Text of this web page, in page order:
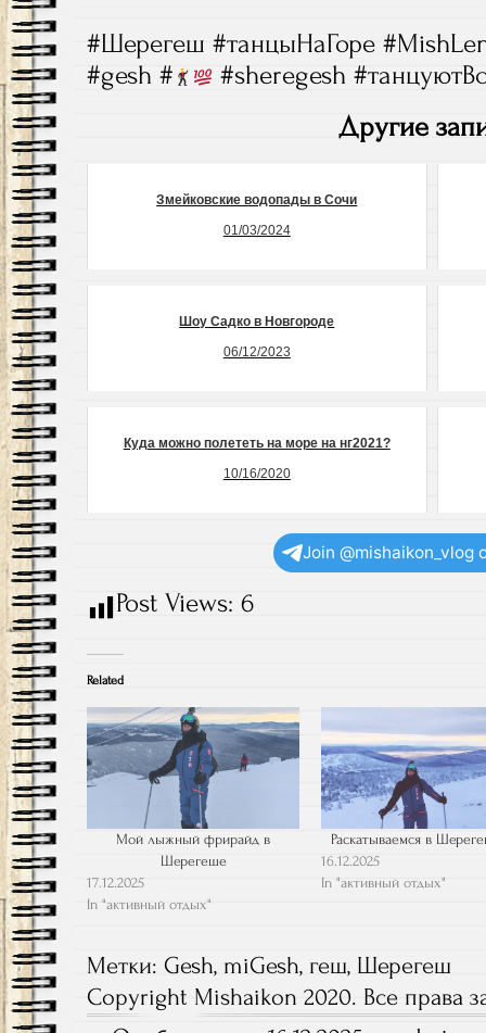
#Шерегеш #танцыНаГоре
#gesh #
#sheregesh
Другие
Змейковские водопады в Сочи
01/03/2024
Шоу Садко в Новгороде
06/12/2023
Куда можно полететь на море на нг2021?
10/16/2020
Join @mishaikon_vlog
Post Views: 6
Related
Мой лыжный фрирайд в
Шерегеше
17.12.2025
In "активный отдых"
Раскатываемся в
16.12.2025
In "активный отдых"
Метки: Gesh, miGesh, геш, Шерегеш
Copyright Mishaikon 2020. Все права